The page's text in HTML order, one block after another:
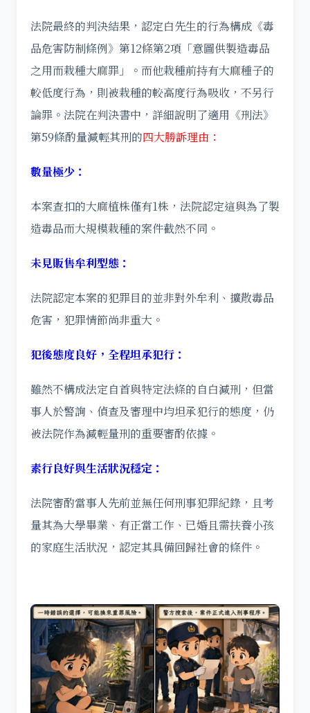
法院最終的判決結果，認定白先生的行為構成《毒
品危害防制條例》第12條第2項「意圖供製造毒品
之用而栽種大麻罪」。而他栽種前持有大麻種子的
較低度行為，則被栽種的較高度行為吸收，不另行
論罪。法院在判決書中，詳細說明了適用《刑法》
第59條酌量減輕其刑的四大勝訴理由：
數量極少：
本案查扣的大麻植株僅有1株，法院認定這與為了製
造毒品而大規模栽種的案件截然不同。
未見販售牟利型態：
法院認定本案的犯罪目的並非對外牟利、擴散毒品
危害，犯罪情節尚非重大。
犯後態度良好，全程坦承犯行：
雖然不構成法定自首與特定法條的自白減刑，但當
事人於警詢、偵查及審理中均坦承犯行的態度，仍
被法院作為減輕量刑的重要審酌依據。
素行良好與生活狀況穩定：
法院審酌當事人先前並無任何刑事犯罪紀錄，且考
量其為大學畢業、有正當工作、已婚且需扶養小孩
的家庭生活狀況，認定其具備回歸社會的條件。